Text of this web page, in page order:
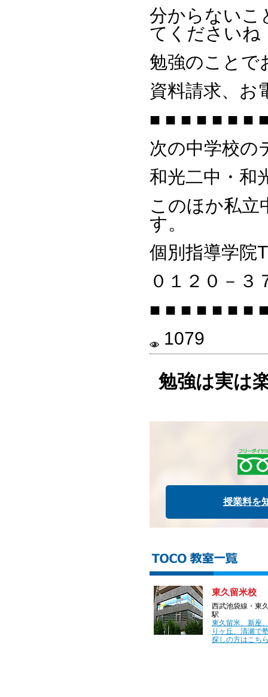
分からないこ
てくださいね
勉強のことで
資料請求、お
■ ■ ■ ■ ■ ■ ■
次の中学校の
和光二中・和
このほか私立
す。
個別指導学院
０１２０－３
■ ■ ■ ■ ■ ■ ■
1079
勉強は実は
授業料を
東久留米校
西武池袋線・東
駅
東久留米、新座
りヶ丘、清瀬で
探しの方はこち